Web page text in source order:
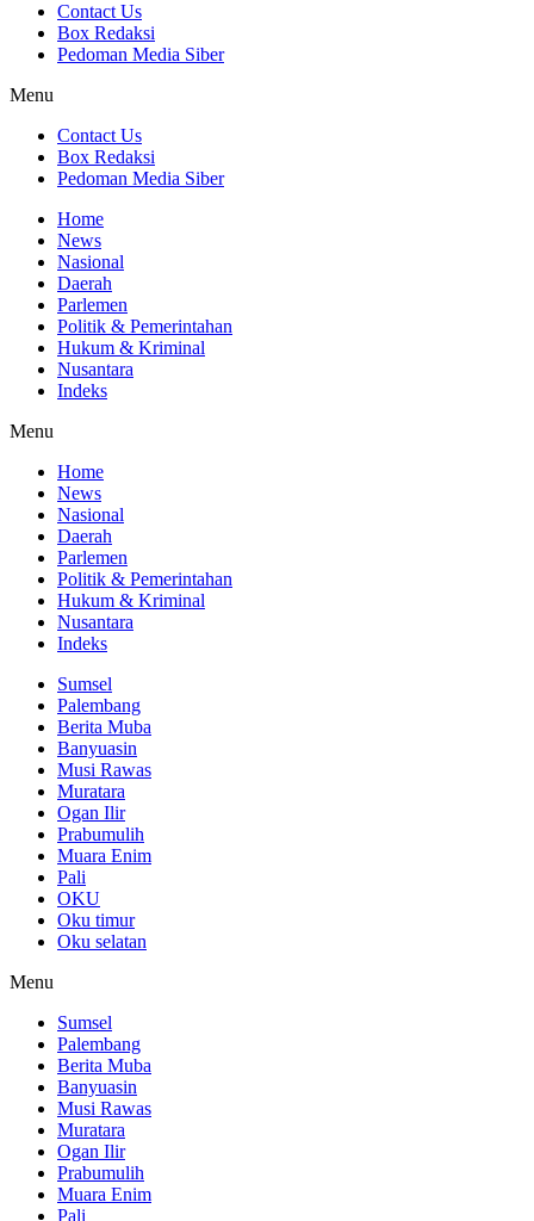
Contact Us
Box Redaksi
Pedoman Media Siber
Menu
Contact Us
Box Redaksi
Pedoman Media Siber
Home
News
Nasional
Daerah
Parlemen
Politik & Pemerintahan
Hukum & Kriminal
Nusantara
Indeks
Menu
Home
News
Nasional
Daerah
Parlemen
Politik & Pemerintahan
Hukum & Kriminal
Nusantara
Indeks
Sumsel
Palembang
Berita Muba
Banyuasin
Musi Rawas
Muratara
Ogan Ilir
Prabumulih
Muara Enim
Pali
OKU
Oku timur
Oku selatan
Menu
Sumsel
Palembang
Berita Muba
Banyuasin
Musi Rawas
Muratara
Ogan Ilir
Prabumulih
Muara Enim
Pali